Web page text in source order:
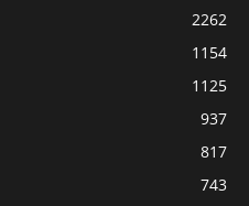
2262
1154
1125
937
817
743